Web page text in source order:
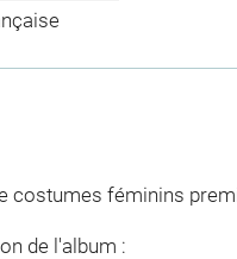
costumes féminins
de l'album :